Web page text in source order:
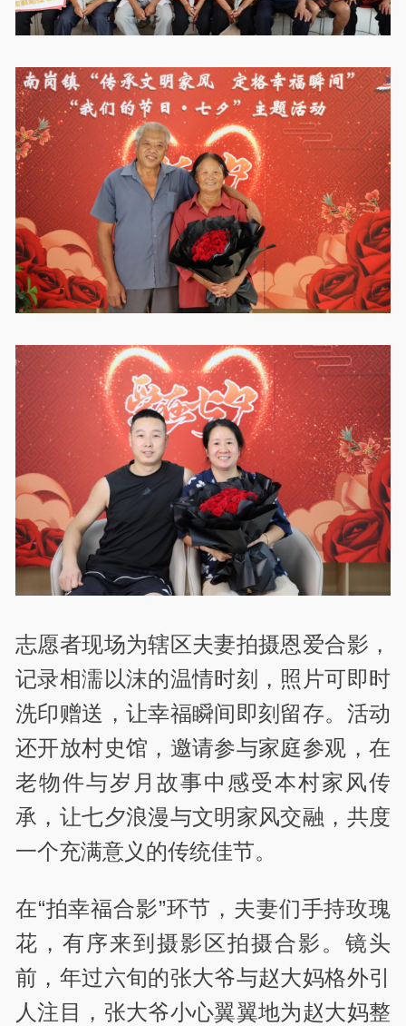
志愿者现场为辖区夫妻拍摄恩爱合影，
记录相濡以沫的温情时刻，照片可即时
洗印赠送，让幸福瞬间即刻留存。活动
还开放村史馆，邀请参与家庭参观，在
老物件与岁月故事中感受本村家风传
承，让七夕浪漫与文明家风交融，共度
一个充满意义的传统佳节。
在“拍幸福合影”环节，夫妻们手持玫瑰
花，有序来到摄影区拍摄合影。镜头
前，年过六旬的张大爷与赵大妈格外引
人注目，张大爷小心翼翼地为赵大妈整